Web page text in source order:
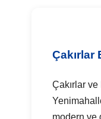
Çakırlar
Çakırlar ve